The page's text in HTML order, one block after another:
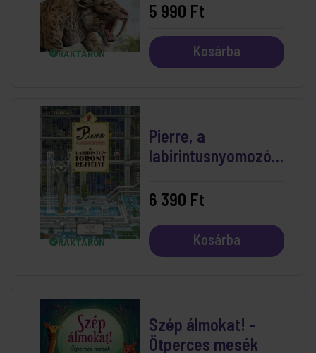
RAKTÁRON
5 990 Ft
Kosárba
RAKTÁRON
Pierre, a
labirintusnyomozó -
rejtélye böngésző
6 390 Ft
Kosárba
Szép álmokat! -
Ötperces mesék